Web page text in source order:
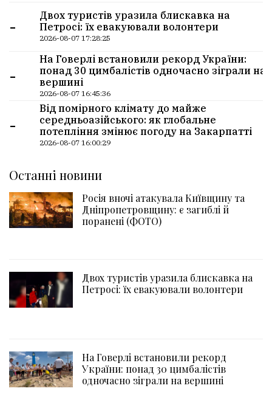
-
Двох туристів уразила блискавка на
Петросі: їх евакуювали волонтери
2026-08-07 17:28:25
-
На Говерлі встановили рекорд України:
понад 30 цимбалістів одночасно зіграли на
вершині
2026-08-07 16:45:36
-
Від помірного клімату до майже
середньоазійського: як глобальне
потепління змінює погоду на Закарпатті
2026-08-07 16:00:29
Останні новини
Росія вночі атакувала Київщину та
Дніпропетровщину: є загиблі й
поранені (ФОТО)
Двох туристів уразила блискавка на
Петросі: їх евакуювали волонтери
На Говерлі встановили рекорд
України: понад 30 цимбалістів
одночасно зіграли на вершині